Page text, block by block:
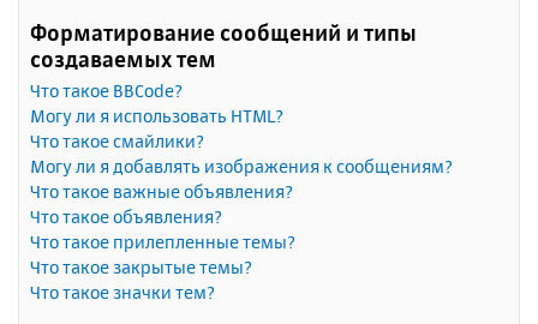
Форматирование сообщений и типы
создаваемых тем
Что такое BBCode?
Могу ли я использовать HTML?
Что такое смайлики?
Могу ли я добавлять изображения к сообщениям?
Что такое важные объявления?
Что такое объявления?
Что такое прилепленные темы?
Что такое закрытые темы?
Что такое значки тем?